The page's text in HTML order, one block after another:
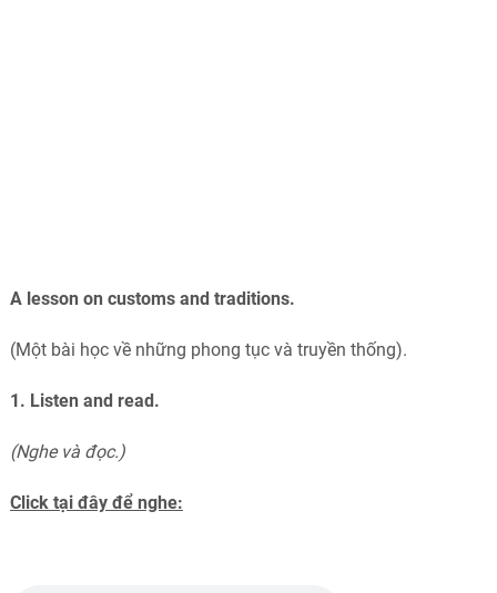
A lesson on customs and traditions.
(Một bài học về những phong tục và truyền thống).
1. Listen and read.
(Nghe và đọc.)
Click tại đây để nghe: